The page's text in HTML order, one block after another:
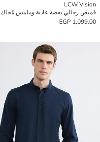
LCW Vision
قميص رجالي بقصة عادية وملمس مُحاك
1,099.00 EGP